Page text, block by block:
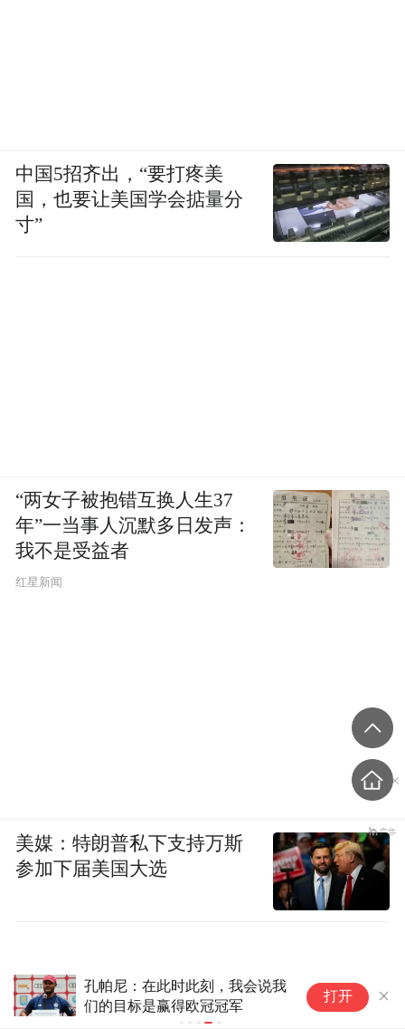
孔帕尼：在此时此刻，我会说我
们的目标是赢得欧冠冠军
打开
中国5招齐出，“要打疼美
国，也要让美国学会掂量分
寸”
“两女子被抱错互换人生37
年”一当事人沉默多日发声：
我不是受益者
红星新闻
美媒：特朗普私下支持万斯
参加下届美国大选